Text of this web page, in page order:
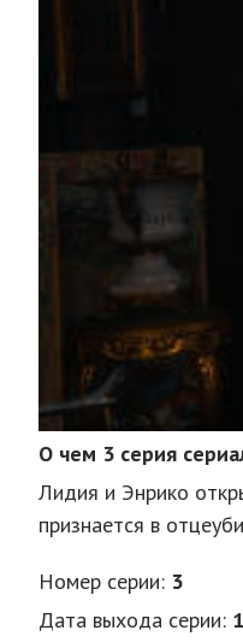
О чем 3 серия
Лидия и Энрико
признается в
Номер серии: 3
Дата выхода серии: